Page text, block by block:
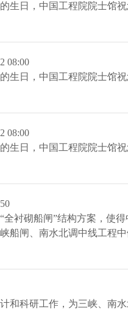
生日，中国工程院院士馆祝
08:00
生日，中国工程院院士馆祝
08:00
生日，中国工程院院士馆祝
全衬砌船闸”结构方案，使
船闸、南水北调中线工程中
和科研工作，为三峡、南